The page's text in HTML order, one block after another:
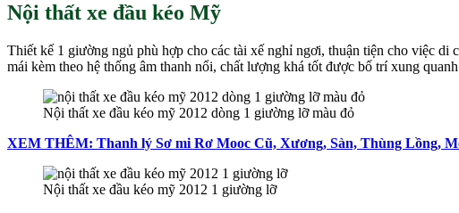
Nội thất xe đầu kéo Mỹ
Thiết kế 1 giường ngủ phù hợp cho các tài xế nghỉ ngơi, thuận tiện cho việc
mái kèm theo hệ thống âm thanh nổi, chất lượng khá tốt được bố trí xung
Nội thất xe đầu kéo mỹ 2012 dòng 1 giường lỡ màu đỏ
XEM THÊM: Thanh lý Sơ mi Rơ Mooc Cũ, Xương, Sàn, Thùng Lồng,
Nội thất xe đầu kéo mỹ 2012 1 giường lỡ